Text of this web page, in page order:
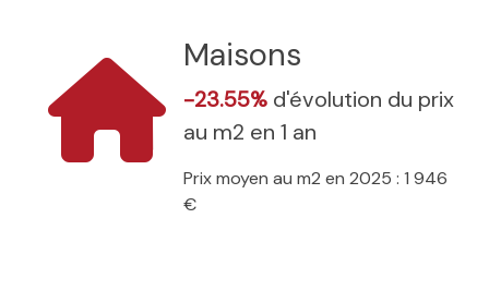
Maisons
-23.55% d'évolution du prix
au m2 en 1 an
Prix moyen au m2 en 2025 : 1 946
€